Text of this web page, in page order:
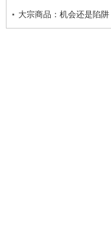
大宗商品：机会还是陷阱